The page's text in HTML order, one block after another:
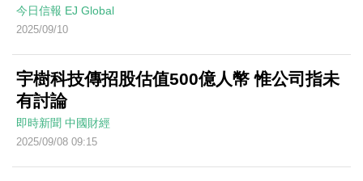
今日信報 EJ Global
2025/09/10
宇樹科技傳招股估值500億人幣 惟公司指未
有討論
即時新聞 中國財經
2025/09/08 09:15